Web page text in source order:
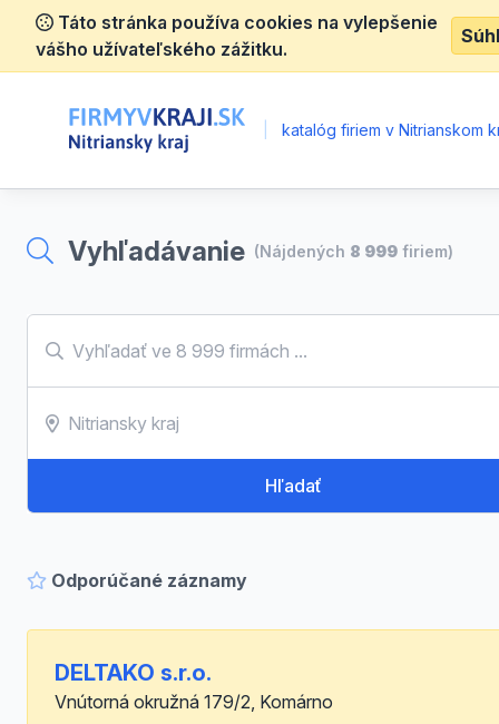
Táto stránka používa cookies na vylepšenie
vášho užívateľského zážitku.
katalóg firiem v Nitrianskom
Vyhľadávanie (Nájdených 8 999 firiem)
Hľadať
Odporúčané záznamy
DELTAKO s.r.o.
Vnútorná okružná 179/2, Komárno